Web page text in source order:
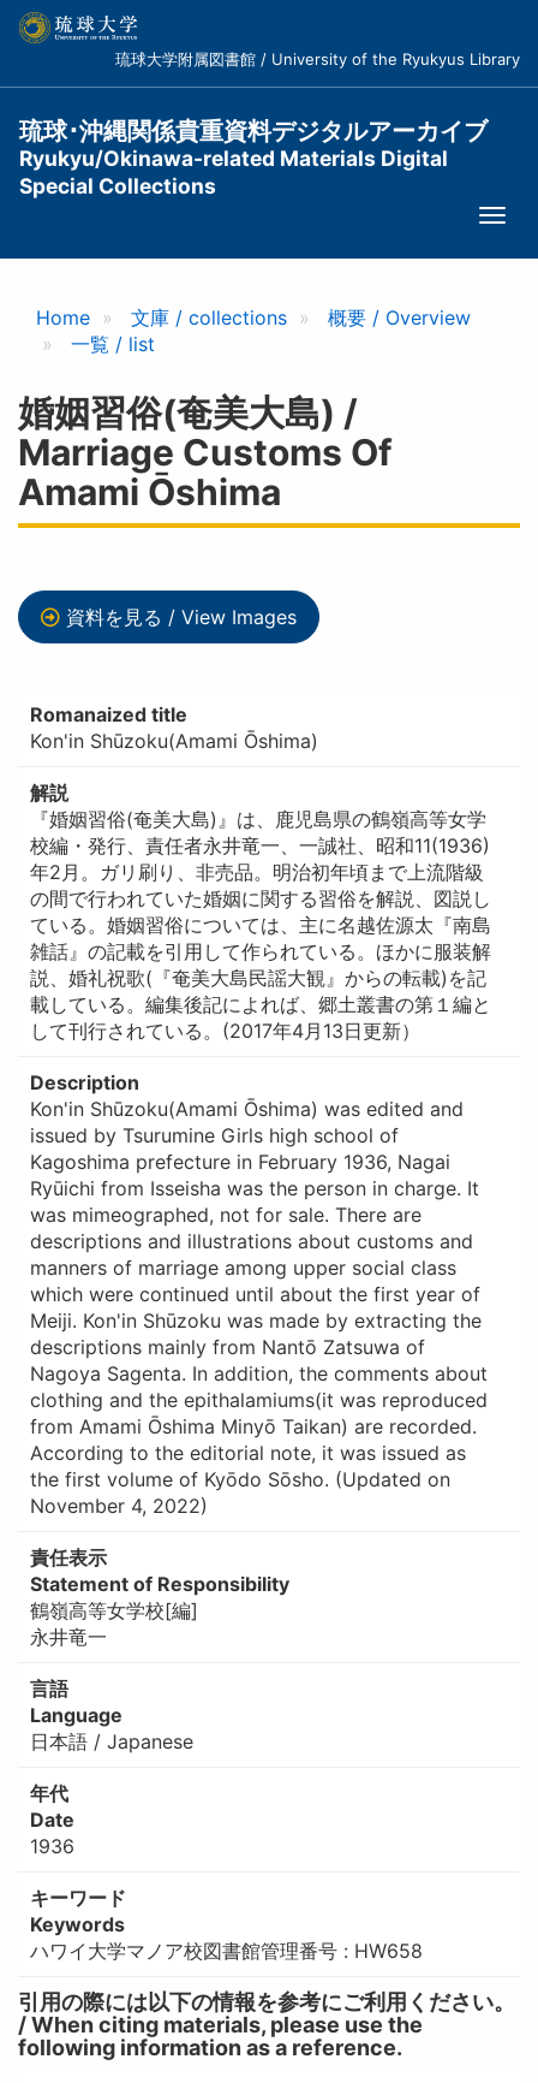
コ
琉球大学附属図書館 / University of the Ryukyus Library
琉球･沖縄関係貴重資料デジタルアーカイブ
Ryukyu/Okinawa-related Materials Digital
Special Collections
Home 文庫 / collections
概要 / Overview
一覧 / list
婚姻習俗(奄美大島) /
Marriage Customs Of
Amami Ōshima
資料を見る / View Images
Romanaized title
Kon'in Shūzoku(Amami Ōshima)
解説
『婚姻習俗(奄美大島)』は、鹿児島県の鶴嶺高等女学
校編・発行、責任者永井竜一、一誠社、昭和11(1936)
年2月。ガリ刷り、非売品。明治初年頃まで上流階級
の間で行われていた婚姻に関する習俗を解説、図説し
ている。婚姻習俗については、主に名越佐源太『南島
雑話』の記載を引用して作られている。ほかに服装解
説、婚礼祝歌(『奄美大島民謡大観』からの転載)を記
載している。編集後記によれば、郷土叢書の第１編と
して刊行されている。(2017年4月13日更新）
Description
Kon'in Shūzoku(Amami Ōshima) was edited and
issued by Tsurumine Girls high school of
Kagoshima prefecture in February 1936, Nagai
Ryūichi from Isseisha was the person in charge. It
was mimeographed, not for sale. There are
descriptions and illustrations about customs and
manners of marriage among upper social class
which were continued until about the first year of
Meiji. Kon'in Shūzoku was made by extracting the
descriptions mainly from Nantō Zatsuwa of
Nagoya Sagenta. In addition, the comments about
clothing and the epithalamiums(it was reproduced
from Amami Ōshima Minyō Taikan) are recorded.
According to the editorial note, it was issued as
the first volume of Kyōdo Sōsho. (Updated on
November 4, 2022)
責任表示
Statement of Responsibility
鶴嶺高等女学校[編]
永井竜一
言語
Language
日本語 / Japanese
年代
Date
1936
キーワード
Keywords
ハワイ大学マノア校図書館管理番号 : HW658
引用の際には以下の情報を参考にご利用ください。
/ When citing materials, please use the
following information as a reference.